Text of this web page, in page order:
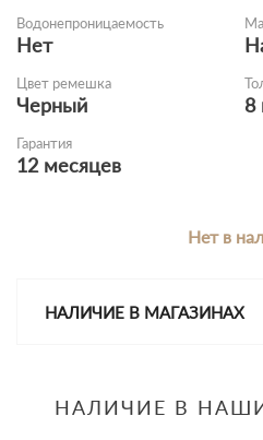
Водонепроницаемость
Нет
Цвет ремешка
Черный 8
Гарантия
12 месяцев
Нет в
НАЛИЧИЕ В МАГАЗИНАХ
НАЛИЧИЕ В